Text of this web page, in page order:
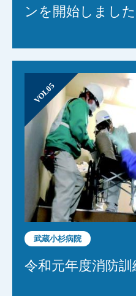
ンを開始しました
VOL05
武蔵小杉病院
令和元年度消防